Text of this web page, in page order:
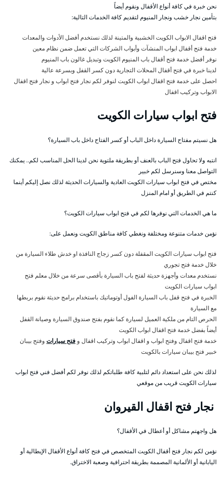
نحن خبرة في كافة أنواع الأقفال ونقوم أيضاً
بتأمين نجار خشب ونجار المنيوم لتقديم كافة الخدمات التالية:
فتح اقفال الابواب الكويت الخشبية والمتينة لذلك نستخدم أفضل الأدوات والمعدات
خدمة فتح أقفال ابواب المنشآت وأبواب الشركات التي تعمل ضمن نظام معين
نوفر أفضل خدمة فتح أقفال باب المنيوم الكويت وتبديل غالون باب المنيوم
لدينا خبرة في فتح أقفال المحلات التجارية دون كسر القفل وبسرعة عالية
احصل على خدمة فتح اقفال ابواب الكويت لنوفر لكم نجار فتح ابواب و نجار فتح اقفال
الابواب وتركيب اقفال
فتح ابواب سيارات الكويت
هل نسيتم مفتاح السيارة داخل الباب أو كسر الفتاح داخل باب السيارة؟
انتبه ولا تحاول فتح الباب بالعنف أو بطريقة ملتوية نحن لدينا الحل المناسب لكم.. يمكنك
التواصل معنا وسنرسل لكم خبير
مختص في فتح ابواب سيارات الكويت العادية والسيارات الحديثة لذلك نصل إليكم أينما
كنتم في الطريق أو امام المنزل
ما هي الخدمات التي نوفرها لكم في فتح ابواب سيارات الكويت؟
نؤمن خدمات متنوعة ومختلفة ونغطي كافة مناطق الكويت ونعمل على:
فتح ابواب سيارات الكويت المقفلة دون كسر زجاج النافذة او خدش طلاء السيارة من
خلال خدمة فتح تجوري
نستخدم معدات وأجهزة حديثة لفتح باب السيارة بأقصى سرعة من خلال معلم فتح
ابواب سيارات الكويت
الخبرة في فتح قفل باب السيارة الفول أوتوماتيك باستخدام برامج حديثة نقوم بربطها
مع السيارة
الحرص التام من ملكية العميل لسيارة كما نقوم بفتح صندوق السيارة وصيانة القفل
أيضاً بفضل خدمة فتح اقفال ابواب الكويت
خدمة فتح اقفال وفتح ابواب و اقفال ابواب وتركيب اقفال و فتح سيارات وفتح بيبان
خبير فتح بيبان سيارات بالكويت
لذلك نحن على استعداد دائم لتلبية كافة طلباتكم لذلك نوفر لكم أفضل فني فتح ابواب
سيارات الكويت قريب من موقعي
نجار فتح اقفال القيروان
هل واجهتم مشاكل أو أعطال في الأقفال؟
نؤمن لكم نجار فتح أقفال الكويت المتخصص في فتح كافة أنواع الأقفال الإيطالية أو
اليابانية أو الألمانية المصممة بطريقة احترافية وصعبة الاختراق.